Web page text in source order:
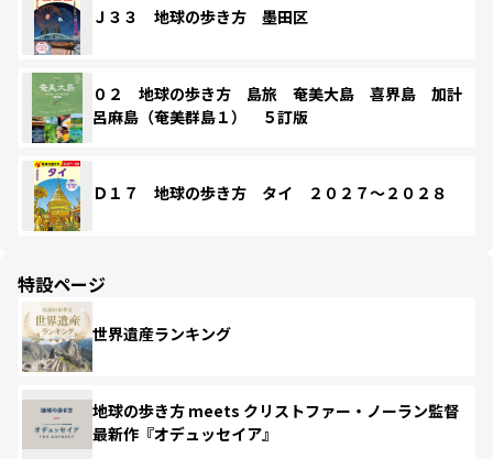
Ｊ３３ 地球の歩き方 墨田区
０２ 地球の歩き方 島旅 奄美大島 喜界島 加計
呂麻島（奄美群島１） ５訂版
Ｄ１７ 地球の歩き方 タイ ２０２７～２０２８
特設ページ
世界遺産ランキング
地球の歩き方 meets クリストファー・ノーラン監督
最新作『オデュッセイア』